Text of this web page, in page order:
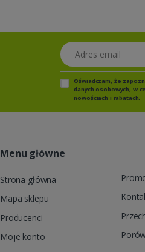
Adres email
Oświadczam, że
danych osobowych, w
nowościach i rabatach.
Menu główne
Strona główna
Mapa sklepu
Producenci
Moje konto